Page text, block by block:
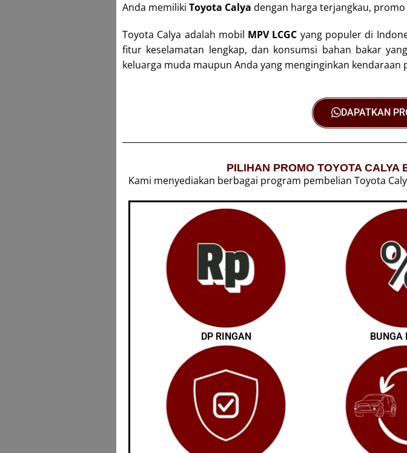
Anda memiliki Toyota Calya dengan harga terjangkau,
Toyota Calya adalah mobil MPV LCGC yang populer di
fitur keselamatan lengkap, dan konsumsi bahan bakar
keluarga muda maupun Anda yang menginginkan
DAPATKAN
PILIHAN PROMO TOYOTA
Kami menyediakan berbagai program pembelian Toyota
DP RINGAN BUNGA